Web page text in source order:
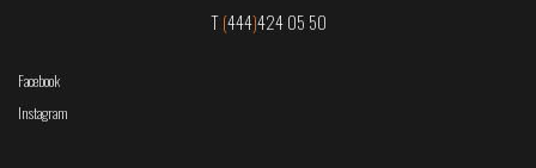
T(444)424 05 50
Facebook
Instagram